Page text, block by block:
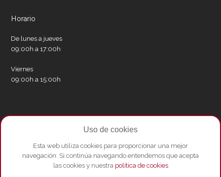
Horario
De lunes a jueves
09:00h a 17:00h
Viernes
09:00h a 15:00h
Redes sociales
TwitterFacebook
InstagramWhatsapp
Youtube
Uso de cookies
Esta web utiliza cookies para proporcionar una mejor
navegación. Si continúa navegando entendemos que acepta
las cookies y nuestra política de cookies